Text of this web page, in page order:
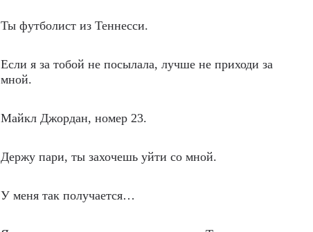
Ты футболист из Теннесси.
Если я за тобой не посылала, лучше не приходи за
мной.
Майкл Джордан, номер 23.
Держу пари, ты захочешь уйти со мной.
У меня так получается…